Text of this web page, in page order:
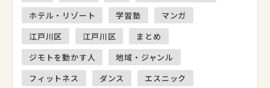
ホテル・リゾート
学習塾
マンガ
江戸川区
江戸川区
まとめ
ジモトを動かす人
地域・ジャンル
フィットネス
ダンス
エスニック